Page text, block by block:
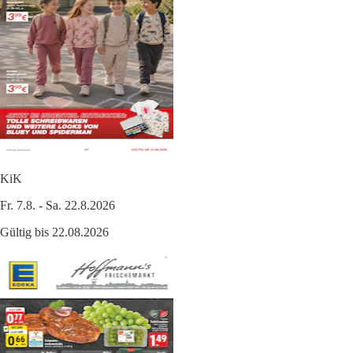
KiK
Fr. 7.8. - Sa. 22.8.2026
Gültig bis 22.08.2026